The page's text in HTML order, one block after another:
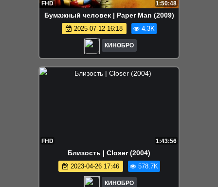
FHD 1:50:48
Бумажный человек | Paper Man (2009)
2025-07-12 16:18 4.3K
КИНОБРО
FHD 1:43:56
Близость | Closer (2004)
2023-04-26 17:46 578.7K
КИНОБРО